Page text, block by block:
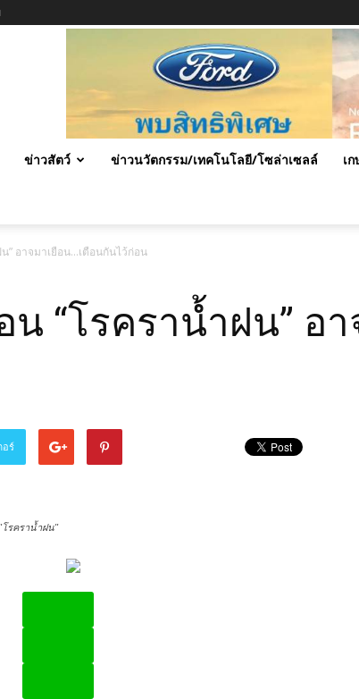
ข่าวสัตว์ ข่าวนวัตกรรม/เทคโนโลยี/โซล่าเซลล์ เ
” อาจมาเยือน…เตือนกันไว้ก่อน
“โรคราน้ำฝน” อ
อร์
โรคราน้ำฝน"